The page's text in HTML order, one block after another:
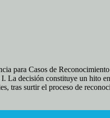
para Casos de
La decisión constituye un
tras surtir el proceso de